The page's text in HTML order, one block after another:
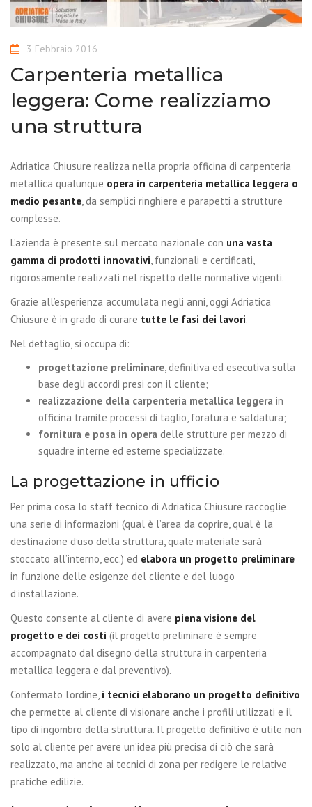
3 Febbraio 2016
Carpenteria metallica
leggera: Come realizziamo
una struttura
Adriatica Chiusure realizza nella propria officina di carpenteria
metallica qualunque opera in carpenteria metallica leggera o
medio pesante, da semplici ringhiere e parapetti a strutture
complesse.
L’azienda è presente sul mercato nazionale con una vasta
gamma di prodotti innovativi, funzionali e certificati,
rigorosamente realizzati nel rispetto delle normative vigenti.
Grazie all’esperienza accumulata negli anni, oggi Adriatica
Chiusure è in grado di curare tutte le fasi dei lavori.
Nel dettaglio, si occupa di:
progettazione preliminare, definitiva ed esecutiva sulla
base degli accordi presi con il cliente;
realizzazione della carpenteria metallica leggera in
officina tramite processi di taglio, foratura e saldatura;
fornitura e posa in opera delle strutture per mezzo di
squadre interne ed esterne specializzate.
La progettazione in ufficio
Per prima cosa lo staff tecnico di Adriatica Chiusure raccoglie
una serie di informazioni (qual è l’area da coprire, qual è la
destinazione d’uso della struttura, quale materiale sarà
stoccato all’interno, ecc.) ed elabora un progetto preliminare
in funzione delle esigenze del cliente e del luogo
d’installazione.
Questo consente al cliente di avere piena visione del
progetto e dei costi (il progetto preliminare è sempre
accompagnato dal disegno della struttura in carpenteria
metallica leggera e dal preventivo).
Confermato l’ordine, i tecnici elaborano un progetto definitivo
che permette al cliente di visionare anche i profili utilizzati e il
tipo di ingombro della struttura. Il progetto definitivo è utile non
solo al cliente per avere un’idea più precisa di ciò che sarà
realizzato, ma anche ai tecnici di zona per redigere le relative
pratiche edilizie.